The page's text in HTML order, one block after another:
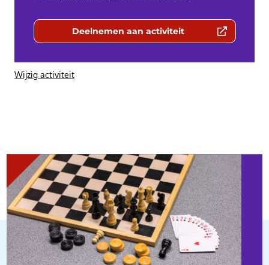
Deelnemen aan activiteit(Deze link gaat naar een externe
Wijzig activiteit